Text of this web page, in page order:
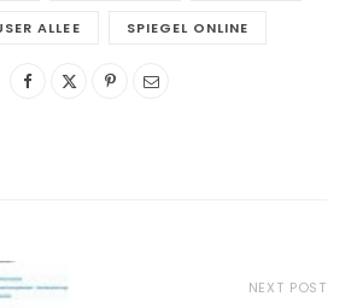
ALLEE SPIEGEL ONLINE
NEXT POST